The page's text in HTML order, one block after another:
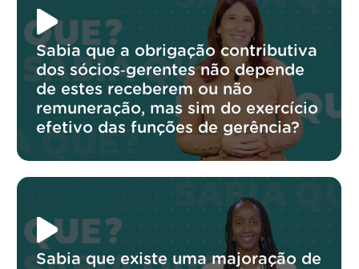
Sabia que a obrigação contributiva
dos sócios‑gerentes não depende
de estes receberem ou não
remuneração, mas sim do exercício
efetivo das funções de gerência?
Sabia que existe uma majoração de